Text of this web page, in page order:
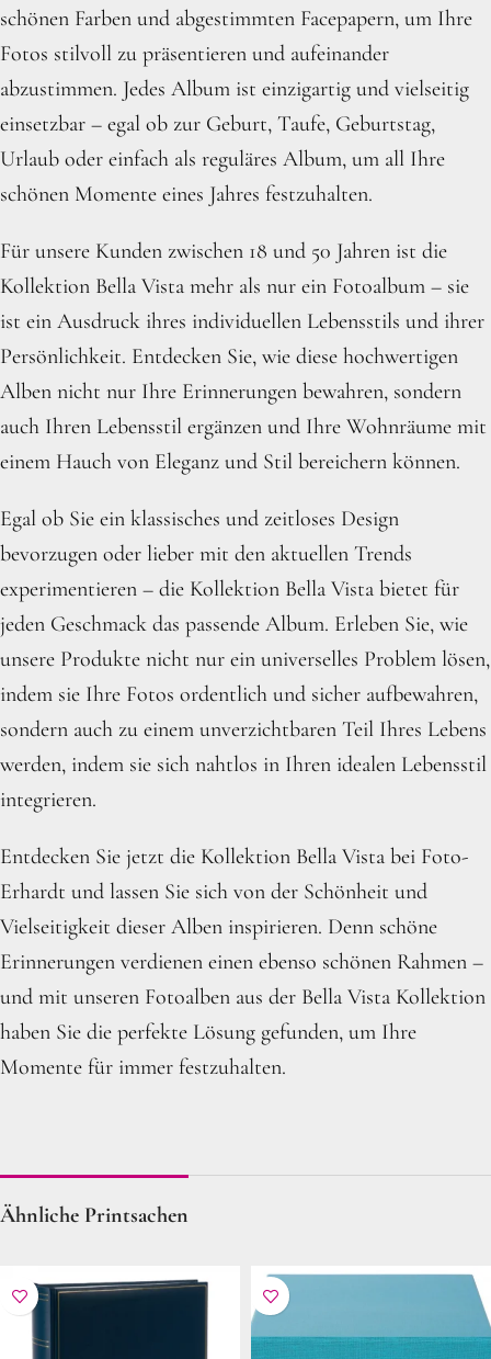
schönen Farben und abgestimmten Facepapern, um Ihre
Fotos stilvoll zu präsentieren und aufeinander
abzustimmen. Jedes Album ist einzigartig und vielseitig
einsetzbar – egal ob zur Geburt, Taufe, Geburtstag,
Urlaub oder einfach als reguläres Album, um all Ihre
schönen Momente eines Jahres festzuhalten.
Für unsere Kunden zwischen 18 und 50 Jahren ist die
Kollektion Bella Vista mehr als nur ein Fotoalbum – sie
ist ein Ausdruck ihres individuellen Lebensstils und ihrer
Persönlichkeit. Entdecken Sie, wie diese hochwertigen
Alben nicht nur Ihre Erinnerungen bewahren, sondern
auch Ihren Lebensstil ergänzen und Ihre Wohnräume mit
einem Hauch von Eleganz und Stil bereichern können.
Egal ob Sie ein klassisches und zeitloses Design
bevorzugen oder lieber mit den aktuellen Trends
experimentieren – die Kollektion Bella Vista bietet für
jeden Geschmack das passende Album. Erleben Sie, wie
unsere Produkte nicht nur ein universelles Problem lösen,
indem sie Ihre Fotos ordentlich und sicher aufbewahren,
sondern auch zu einem unverzichtbaren Teil Ihres Lebens
werden, indem sie sich nahtlos in Ihren idealen Lebensstil
integrieren.
Entdecken Sie jetzt die Kollektion Bella Vista bei Foto-
Erhardt und lassen Sie sich von der Schönheit und
Vielseitigkeit dieser Alben inspirieren. Denn schöne
Erinnerungen verdienen einen ebenso schönen Rahmen –
und mit unseren Fotoalben aus der Bella Vista Kollektion
haben Sie die perfekte Lösung gefunden, um Ihre
Momente für immer festzuhalten.
Ähnliche Printsachen